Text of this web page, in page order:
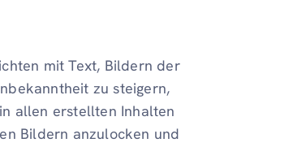
mit Text, Bildern der
zu steigern,
allen erstellten Inhalten
Bildern anzulocken und